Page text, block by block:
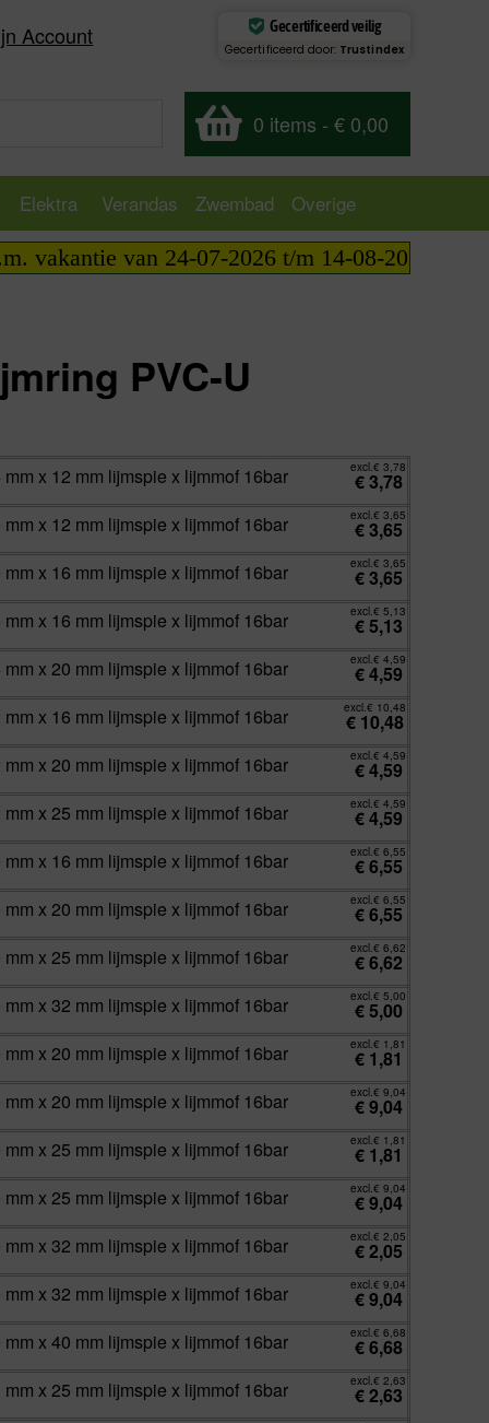
Account Gecertificeerd veilig
Gecertificeerd door: Trustindex
0 items - € 0,00
Elektra Verandas Zwembad
Overige
24-07-2026 t/m 14-08-2026 telefonisch
PVC-U
x 12 mm lijmspie x lijmmof 16bar excl.€ 3,78
€3,78
x 12 mm lijmspie x lijmmof 16bar excl.€ 3,65
€3,65
x 16 mm lijmspie x lijmmof 16bar excl.€ 3,65
€3,65
x 16 mm lijmspie x lijmmof 16bar excl.€ 5,13
€5,13
x 20 mm lijmspie x lijmmof 16bar excl.€ 4,59
€4,59
x 16 mm lijmspie x lijmmof 16bar excl.€ 10,48
€ 10,48
x 20 mm lijmspie x lijmmof 16bar excl.€ 4,59
€4,59
x 25 mm lijmspie x lijmmof 16bar excl.€ 4,59
€4,59
x 16 mm lijmspie x lijmmof 16bar excl.€ 6,55
€6,55
x 20 mm lijmspie x lijmmof 16bar excl.€ 6,55
€6,55
x 25 mm lijmspie x lijmmof 16bar excl.€ 6,62
€6,62
x 32 mm lijmspie x lijmmof 16bar excl.€ 5,00
€5,00
x 20 mm lijmspie x lijmmof 16bar excl.€ 1,81
€ 1,81
x 20 mm lijmspie x lijmmof 16bar excl.€ 9,04
€9,04
x 25 mm lijmspie x lijmmof 16bar excl.€ 1,81
€ 1,81
x 25 mm lijmspie x lijmmof 16bar excl.€ 9,04
€9,04
x 32 mm lijmspie x lijmmof 16bar excl.€ 2,05
€2,05
x 32 mm lijmspie x lijmmof 16bar excl.€ 9,04
€9,04
x 40 mm lijmspie x lijmmof 16bar excl.€ 6,68
€6,68
x 25 mm lijmspie x lijmmof 16bar excl.€ 2,63
€2,63